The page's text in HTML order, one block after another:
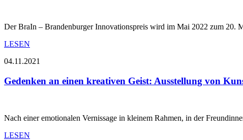
Der BraIn – Brandenburger Innovationspreis wird im Mai 2022 zum 20.
LESEN
04.11.2021
Gedenken an einen kreativen Geist: Ausstellung von
Nach einer emotionalen Vernissage in kleinem Rahmen, in der
LESEN